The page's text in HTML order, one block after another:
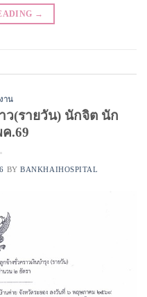
→
าน
ว(รายวัน) นักจิต นัก
ค.69
BYBANKHAIHOSPITAL